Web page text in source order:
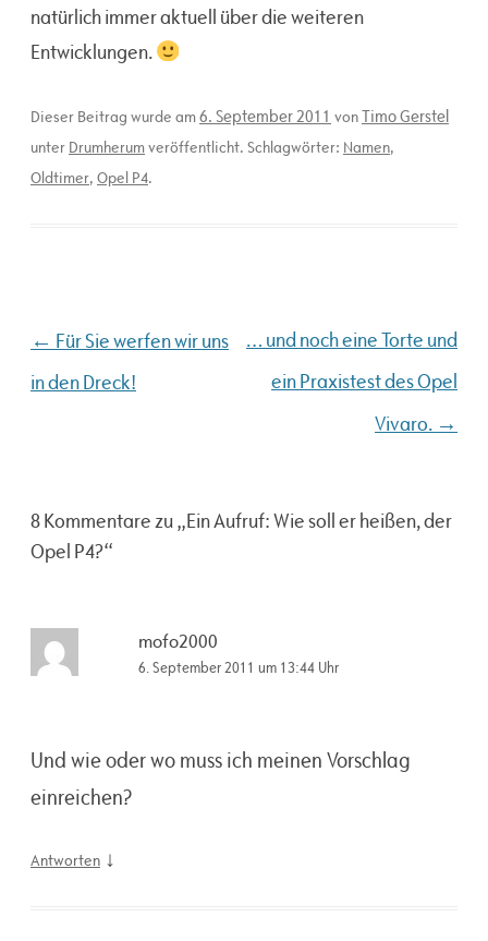
natürlich immer aktuell über die weiteren
Entwicklungen.
Dieser Beitrag wurde am6. September 2011 vonTimo Gerstel
unter Drumherumveröffentlicht. Schlagwörter: Namen,
Oldtimer, Opel P4.
Beitragsnavigation
← Für Sie werfen wir uns
in den Dreck!
… und noch eine Torte und
ein Praxistest des Opel
Vivaro. →
8 Kommentare zu „Ein Aufruf: Wie soll er heißen, der
Opel P4?“
mofo2000
6. September 2011 um 13:44 Uhr
Und wie oder wo muss ich meinen Vorschlag
einreichen?
Antworten ↓